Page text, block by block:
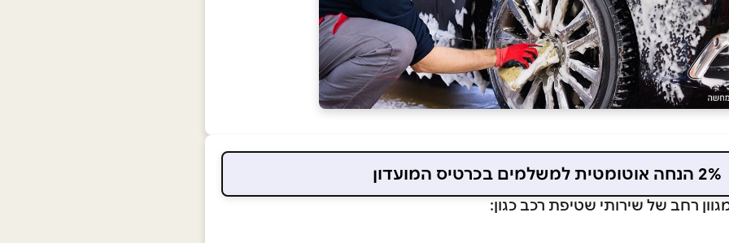
2% הנחה אוטומטית למשלמים בכרטיס המועדון
רחב של שירותי שטיפת רכב כגון: